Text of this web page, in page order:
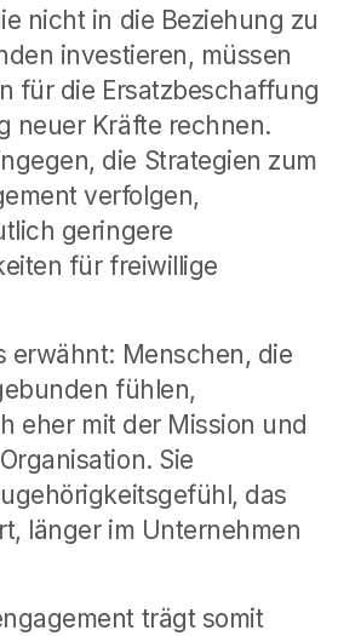
nicht in die Beziehung zu
investieren, müssen
für die Ersatzbeschaffung
neuer Kräfte rechnen.
die Strategien zum
verfolgen,
geringere
für freiwillige
erwähnt: Menschen, die
fühlen,
eher mit der Mission und
Sie
das
länger im Unternehmen
trägt somit